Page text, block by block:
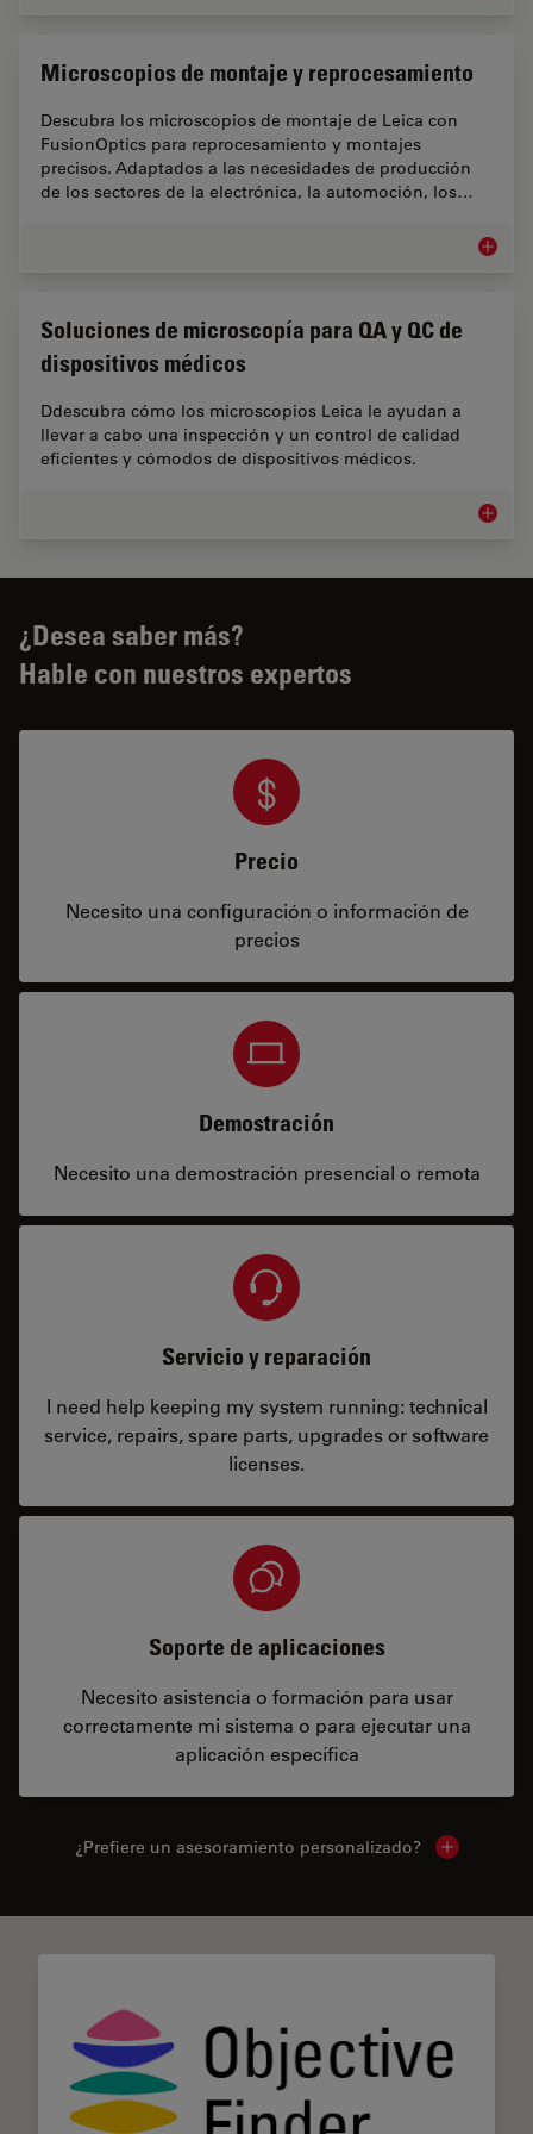
Microscopios de montaje y reprocesamiento
Descubra los microscopios de montaje de Leica con
FusionOptics para reprocesamiento y montajes
precisos. Adaptados a las necesidades de producción
de los sectores de la electrónica, la automoción, los…
Soluciones de microscopía para QA y QC de
dispositivos médicos
Ddescubra cómo los microscopios Leica le ayudan a
llevar a cabo una inspección y un control de calidad
eficientes y cómodos de dispositivos médicos.
¿Desea saber más?
Hable con nuestros expertos
Precio
Necesito una configuración o información de
precios
Demostración
Necesito una demostración presencial o remota
Servicio y reparación
I need help keeping my system running: technical
service, repairs, spare parts, upgrades or software
licenses.
Soporte de aplicaciones
Necesito asistencia o formación para usar
correctamente mi sistema o para ejecutar una
aplicación específica
¿Prefiere un asesoramiento personalizado? Show local